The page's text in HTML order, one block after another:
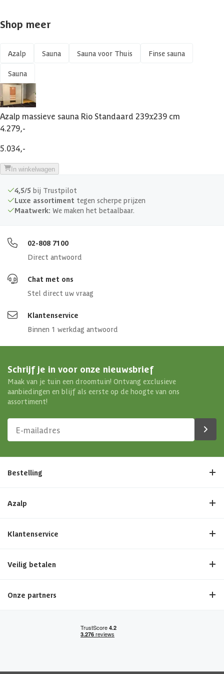
Shop meer
Azalp Sauna Sauna voor Thuis Finse sauna
Sauna
Azalp massieve sauna Rio Standaard 239x239 cm
4.279,-
5.034,-
In winkelwagen
4,5/5 bij Trustpilot
Luxe assortiment tegen scherpe prijzen
Maatwerk: We maken het betaalbaar.
02-808 7100
Direct antwoord
Chat met ons
Stel direct uw vraag
Klantenservice
Binnen 1 werkdag antwoord
Schrijf je in voor onze nieuwsbrief
Maak van je tuin een droomtuin! Ontvang exclusieve
aanbiedingen en blijf als eerste op de hoogte van ons
assortiment!
Bestelling
Azalp
Klantenservice
Veilig betalen
Onze partners